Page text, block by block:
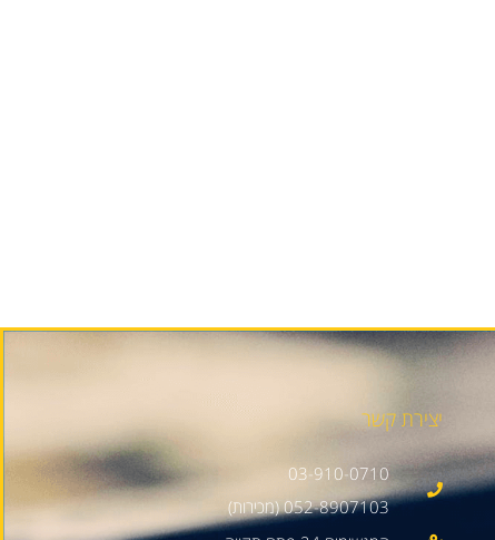
יצירת קשר
03-910-0710
052-8907103 (מכירות)